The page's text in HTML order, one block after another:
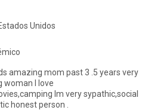
Unidos
mom past 3 .5 years very
woman I love
Im very sypathic,social
honest person .